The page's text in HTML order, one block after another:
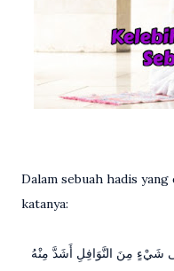
Dalam sebuah hadis
katanya: